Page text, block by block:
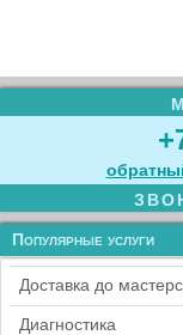
Популярные услуги
Доставка до
Диагностика